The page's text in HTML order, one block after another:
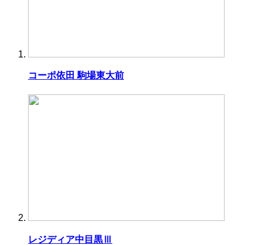
コーポ依田 駒場東大前
レジディア中目黒Ⅲ